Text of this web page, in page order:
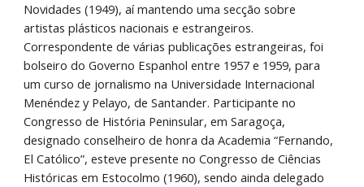
Novidades (1949), aí mantendo uma secção sobre
artistas plásticos nacionais e estrangeiros.
Correspondente de várias publicações estrangeiras, foi
bolseiro do Governo Espanhol entre 1957 e 1959, para
um curso de jornalismo na Universidade Internacional
Menéndez y Pelayo, de Santander. Participante no
Congresso de História Peninsular, em Saragoça,
designado conselheiro de honra da Academia “Fernando,
El Católico”, esteve presente no Congresso de Ciências
Históricas em Estocolmo (1960), sendo ainda delegado